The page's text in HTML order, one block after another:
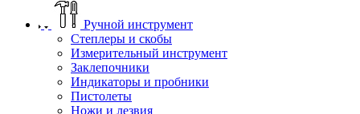
Ручной инструмент
Степлеры и скобы
Измерительный инструмент
Заклепочники
Индикаторы и пробники
Пистолеты
Ножи и лезвия